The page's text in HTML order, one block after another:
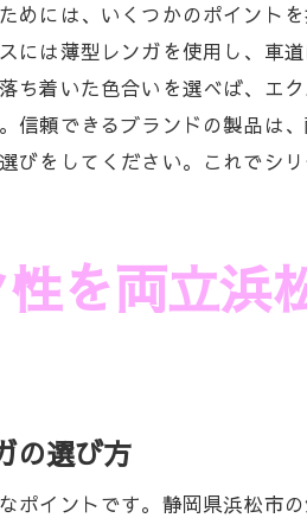
のあるセメントレンガデザイン
ンガの魅力を活かした施工事例
ンガ選びで生活空間を豊かに
クステリアに適したセメント
然と文化を感じるエクステリ
ではのエクステリアデザインの
めには、いくつかのポイント
には薄型レンガを使用し、車
ち着いた色合いを選べば、エ
信頼できるブランドの製品は
びをしてください。これでシ
を両立浜
の選び方
ポイントです。静岡県浜松市